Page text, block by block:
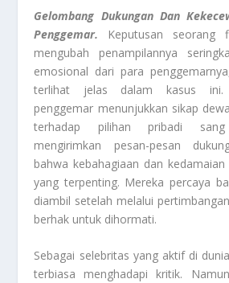
Gelombang Dukungan Dan
Penggemar. Keputusan seorang
mengubah penampilannya
emosional dari para
terlihat jelas dalam kasus ini.
penggemar menunjukkan sikap
terhadap pilihan pribadi
mengirimkan pesan-pesan
bahwa kebahagiaan dan
yang terpenting. Mereka percaya
diambil setelah melalui
berhak untuk dihormati.
Sebagai selebritas yang aktif di
terbiasa menghadapi kritik.